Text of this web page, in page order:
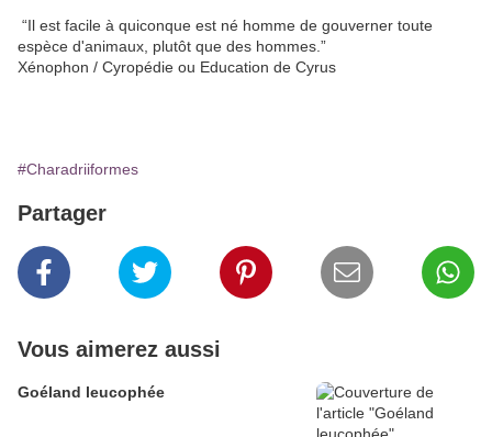
“Il est facile à quiconque est né homme de gouverner toute
espèce d'animaux, plutôt que des hommes.”
Xénophon / Cyropédie ou Education de Cyrus
#Charadriiformes
Partager
Vous aimerez aussi
Goéland leucophée